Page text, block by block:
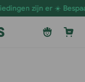
zijn er ☀️ Bespaar
Inloggen